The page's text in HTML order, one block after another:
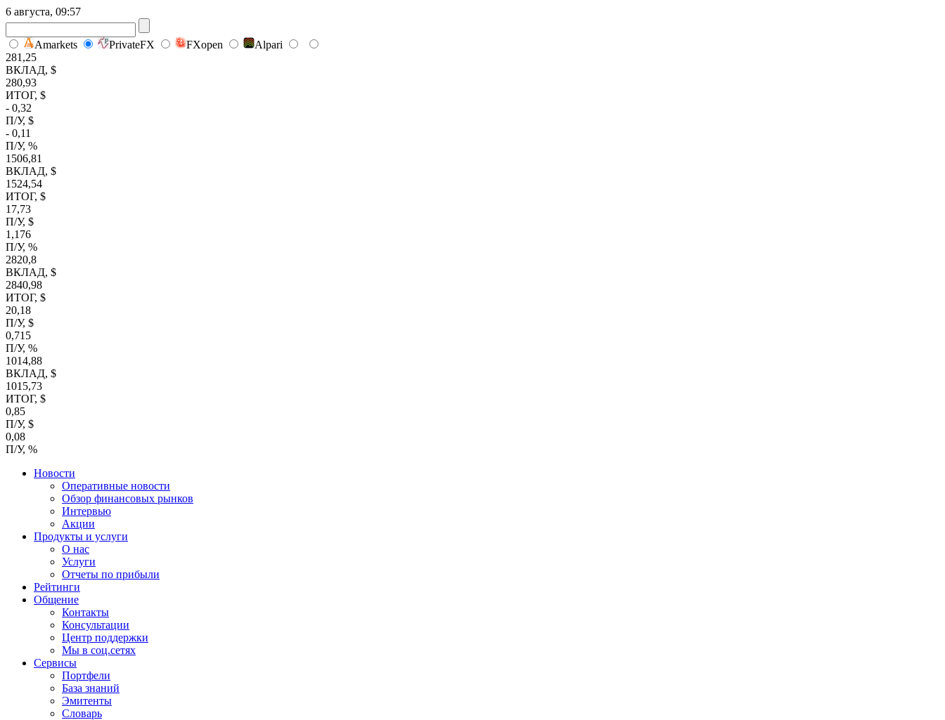
6 августа, 09:57
Amarkets PrivateFX FXopen
Alpari
281,25
ВКЛАД, $
280,93
ИТОГ, $
- 0,32
П/У, $
- 0,11
П/У, %
1506,81
ВКЛАД, $
1524,54
ИТОГ, $
17,73
П/У, $
1,176
П/У, %
2820,8
ВКЛАД, $
2840,98
ИТОГ, $
20,18
П/У, $
0,715
П/У, %
1014,88
ВКЛАД, $
1015,73
ИТОГ, $
0,85
П/У, $
0,08
П/У, %
Новости
Оперативные новости
Обзор финансовых рынков
Интервью
Акции
Продукты и услуги
О нас
Услуги
Отчеты по прибыли
Рейтинги
Общение
Контакты
Консультации
Центр поддержки
Мы в соц.сетях
Сервисы
Портфели
База знаний
Эмитенты
Словарь